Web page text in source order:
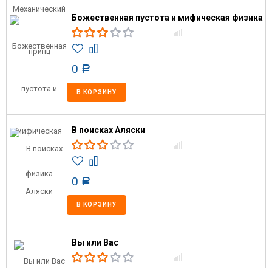
Божественная пустота и мифическая физика
0 Р
В КОРЗИНУ
В поисках Аляски
0 Р
В КОРЗИНУ
Вы или Вас